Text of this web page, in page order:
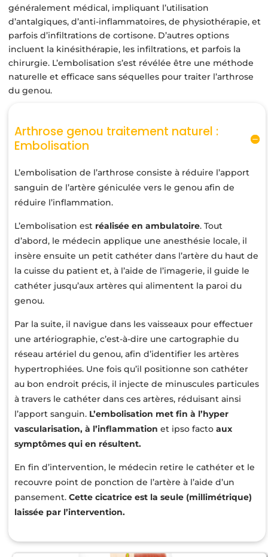
généralement médical, impliquant l’utilisation
d’antalgiques, d’anti-inflammatoires, de physiothérapie, et
parfois d’infiltrations de cortisone. D’autres options
incluent la kinésithérapie, les infiltrations, et parfois la
chirurgie. L’embolisation s’est révélée être une méthode
naturelle et efficace sans séquelles pour traiter l’arthrose
du genou.
Arthrose genou traitement naturel :
Embolisation
L’embolisation de l’arthrose consiste à réduire l’apport
sanguin de l’artère géniculée vers le genou afin de
réduire l’inflammation.
L’embolisation est réalisée en ambulatoire. Tout
d’abord, le médecin applique une anesthésie locale, il
insère ensuite un petit cathéter dans l’artère du haut de
la cuisse du patient et, à l’aide de l’imagerie, il guide le
cathéter jusqu’aux artères qui alimentent la paroi du
genou.
Par la suite, il navigue dans les vaisseaux pour effectuer
une artériographie, c’est-à-dire une cartographie du
réseau artériel du genou, afin d’identifier les artères
hypertrophiées. Une fois qu’il positionne son cathéter
au bon endroit précis, il injecte de minuscules particules
à travers le cathéter dans ces artères, réduisant ainsi
l’apport sanguin. L’embolisation met fin à l’hyper
vascularisation, à l’inflammation et ipso facto aux
symptômes qui en résultent.
En fin d’intervention, le médecin retire le cathéter et le
recouvre point de ponction de l’artère à l’aide d’un
pansement. Cette cicatrice est la seule (millimétrique)
laissée par l’intervention.